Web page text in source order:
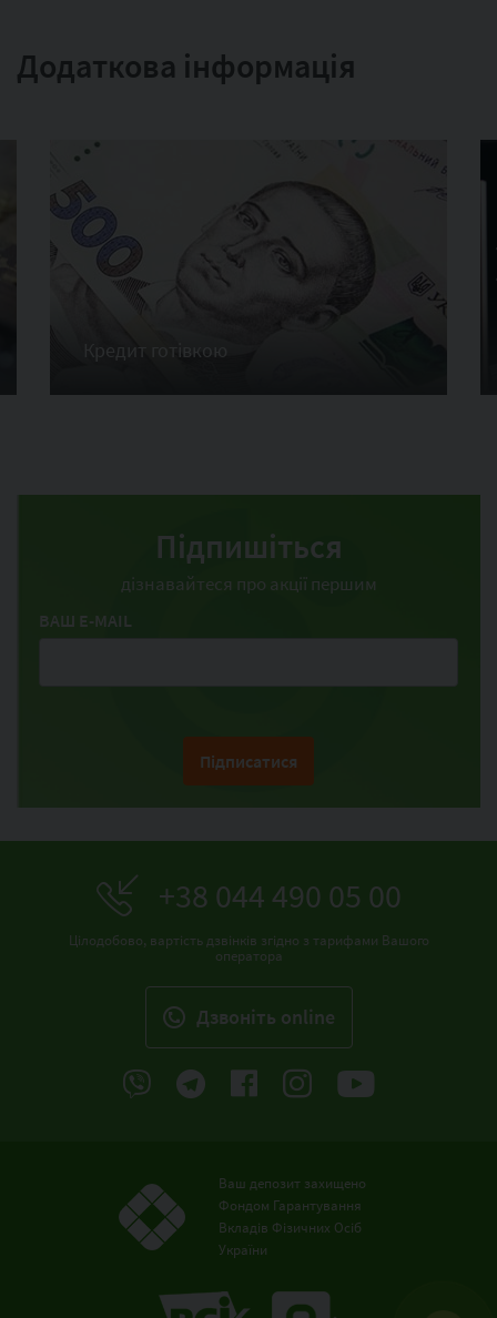
Додаткова інформація
Кредит готівкою
Підпишіться
дізнавайтеся про акції першим
ВАШ E-MAIL
Підписатися
+38 044 490 05 00
Цілодобово, вартість дзвінків згідно з тарифами Вашого
оператора
Дзвонiть online
Ваш депозит захищено
Фондом Гарантування
Вкладів Фізичних Осіб
України